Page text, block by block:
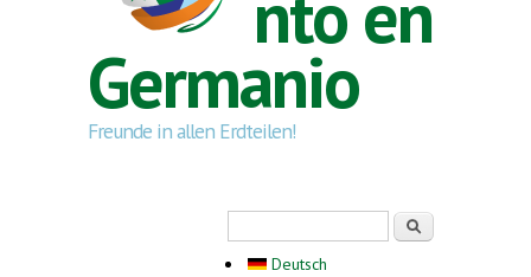
Germanio
Freunde in allen Erdteilen!
Deutsch